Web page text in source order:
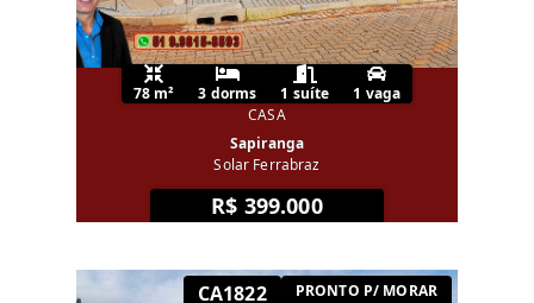
78 m² 3 dorms 1 suíte
1 vaga
CASA
Sapiranga
Solar Ferrabraz
R$ 399.000
CA1822 PRONTO P/ MORAR